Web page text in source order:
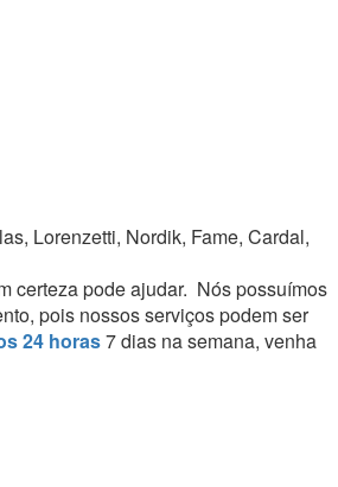
Lorenzetti, Nordik, Fame, Cardal,
certeza pode ajudar. Nós possuímos
pois nossos serviços podem ser
24 horas7 dias na semana, venha